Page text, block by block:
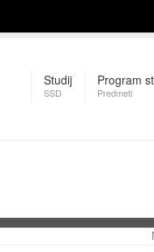
Studij
SSD
Program
Predmeti